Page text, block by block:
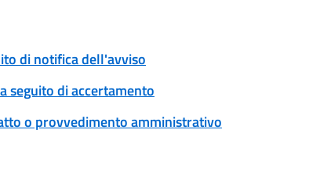
di notifica dell'avviso
seguito di accertamento
o provvedimento amministrativo